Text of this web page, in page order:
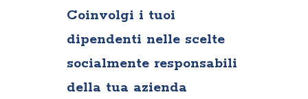
Coinvolgi i tuoi
dipendenti nelle scelte
socialmente responsabili
della tua azienda